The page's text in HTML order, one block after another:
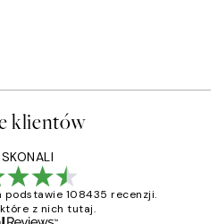
klientów
podstawie 108435 recenzji.
z nich tutaj.